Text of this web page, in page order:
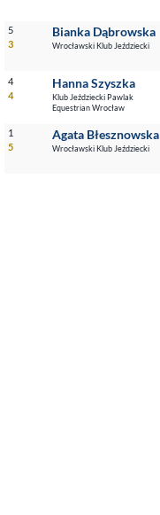
5
3
Bianka Dąbrowska
Wrocławski Klub Jeździecki
4
4
Hanna Szyszka
Klub Jeździecki Pawlak
Equestrian Wrocław
1
5
Agata Błesznowska
Wrocławski Klub Jeździecki